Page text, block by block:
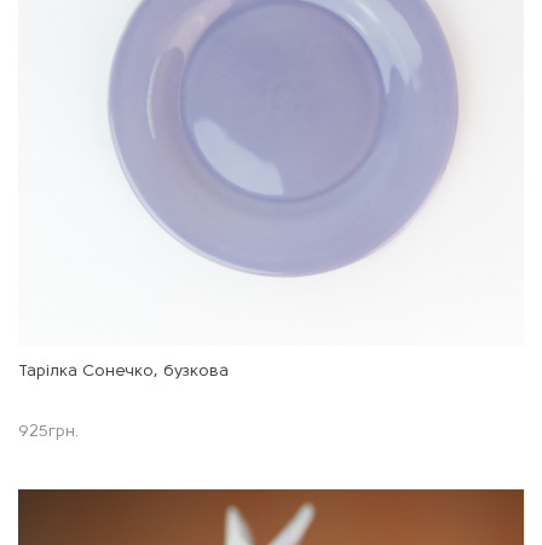
Тарілка Сонечко, бузкова
925грн.